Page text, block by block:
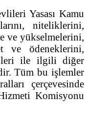
Yasası Kamu
niteliklerini,
ve yükselmelerini,
ve ödeneklerini,
ile ilgili diğer
Tüm bu işlemler
çerçevesinde
Komisyonu